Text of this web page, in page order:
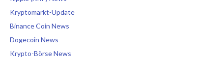
Kryptomarkt-Update
Binance Coin News
Dogecoin News
Krypto-Börse News